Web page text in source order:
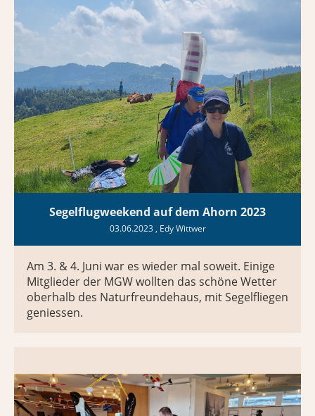
Segelflugweekend auf dem Ahorn 2023
03.06.2023, Edy Wittwer
Am 3. & 4. Juni war es wieder mal soweit. Einige
Mitglieder der MGW wollten das schöne Wetter
oberhalb des Naturfreundehaus, mit Segelfliegen
geniessen.